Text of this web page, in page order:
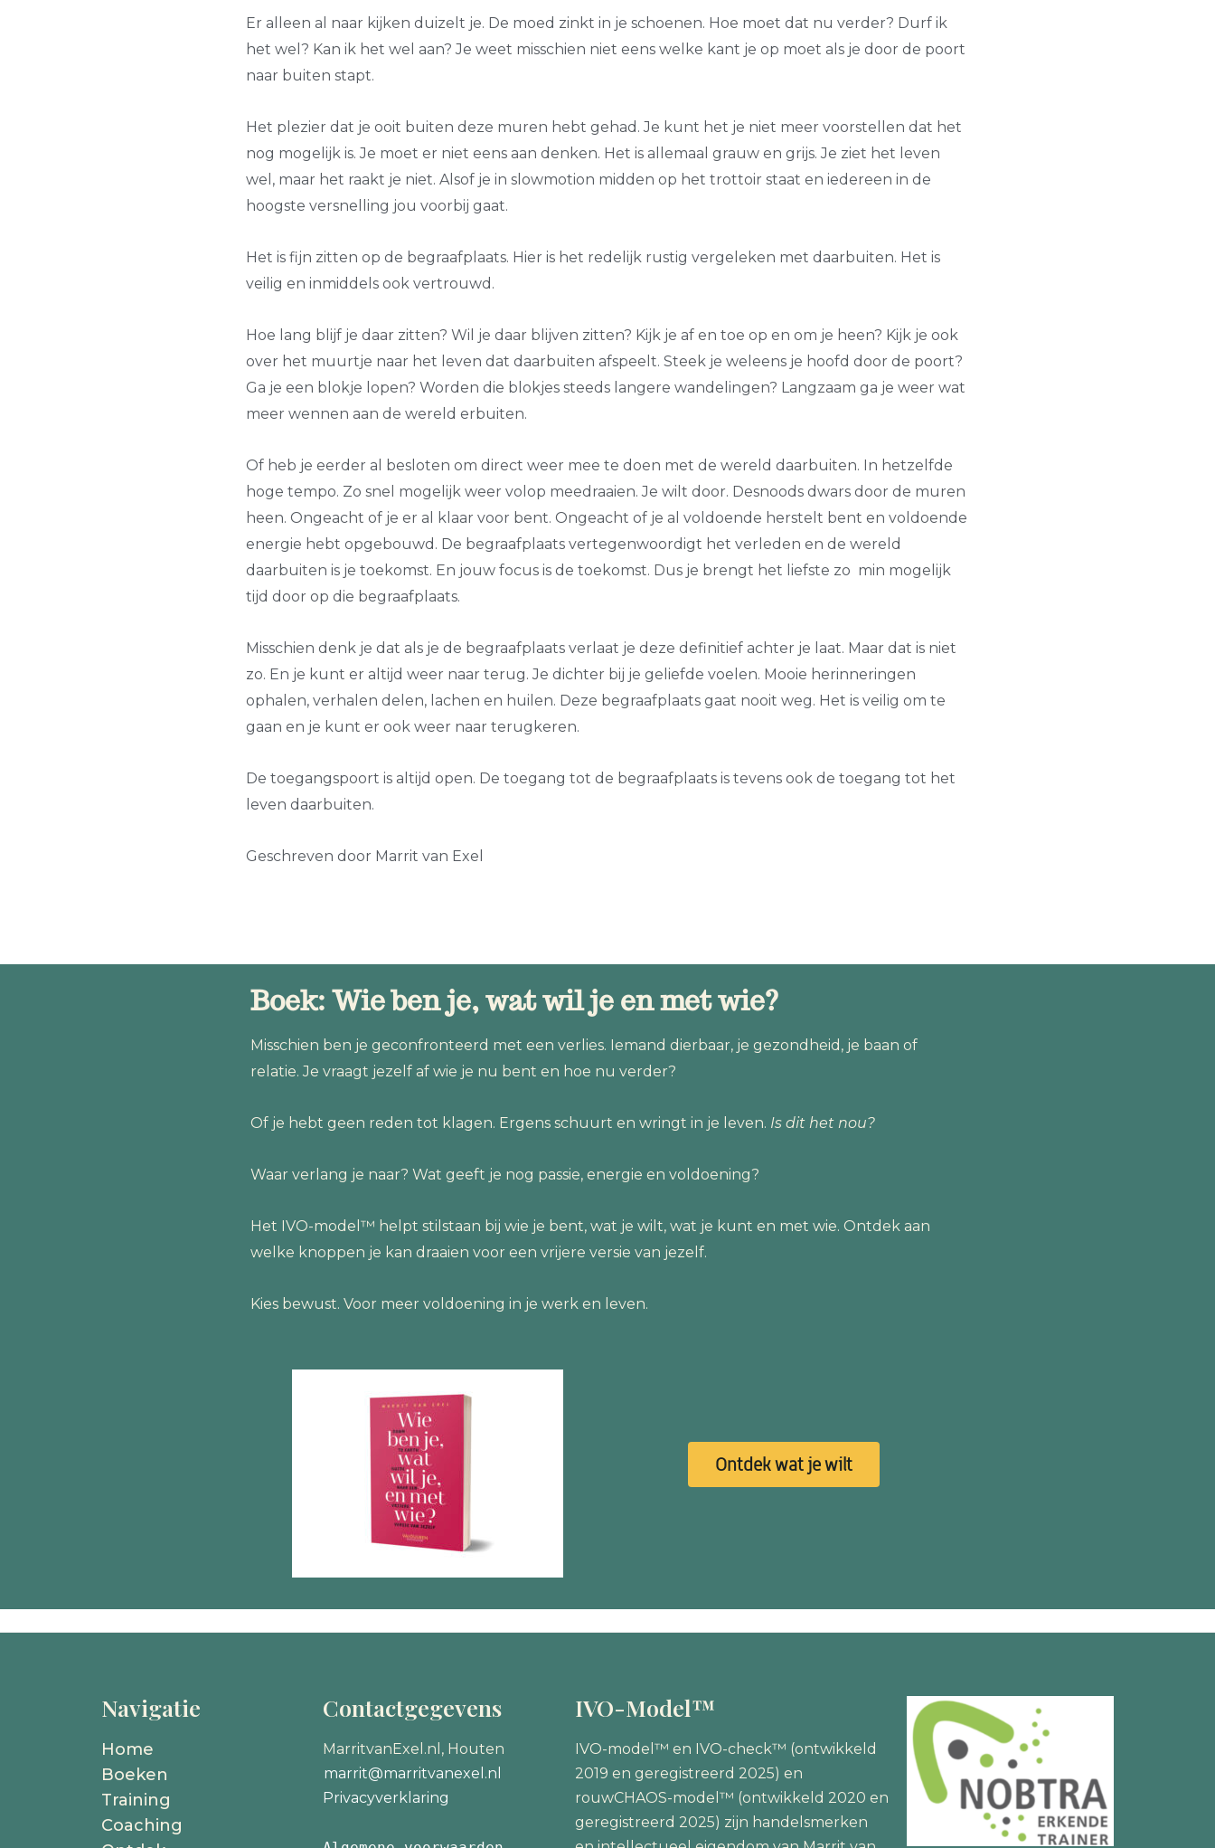
Er alleen al naar kijken duizelt je. De moed zinkt in je schoenen. Hoe moet dat nu verder? Durf ik
het wel? Kan ik het wel aan? Je weet misschien niet eens welke kant je op moet als je door de poort
naar buiten stapt.
Het plezier dat je ooit buiten deze muren hebt gehad. Je kunt het je niet meer voorstellen dat het
nog mogelijk is. Je moet er niet eens aan denken. Het is allemaal grauw en grijs. Je ziet het leven
wel, maar het raakt je niet. Alsof je in slowmotion midden op het trottoir staat en iedereen in de
hoogste versnelling jou voorbij gaat.
Het is fijn zitten op de begraafplaats. Hier is het redelijk rustig vergeleken met daarbuiten. Het is
veilig en inmiddels ook vertrouwd.
Hoe lang blijf je daar zitten? Wil je daar blijven zitten? Kijk je af en toe op en om je heen? Kijk je ook
over het muurtje naar het leven dat daarbuiten afspeelt. Steek je weleens je hoofd door de poort?
Ga je een blokje lopen? Worden die blokjes steeds langere wandelingen? Langzaam ga je weer wat
meer wennen aan de wereld erbuiten.
Of heb je eerder al besloten om direct weer mee te doen met de wereld daarbuiten. In hetzelfde
hoge tempo. Zo snel mogelijk weer volop meedraaien. Je wilt door. Desnoods dwars door de muren
heen. Ongeacht of je er al klaar voor bent. Ongeacht of je al voldoende herstelt bent en voldoende
energie hebt opgebouwd. De begraafplaats vertegenwoordigt het verleden en de wereld
daarbuiten is je toekomst. En jouw focus is de toekomst. Dus je brengt het liefste zo min mogelijk
tijd door op die begraafplaats.
Misschien denk je dat als je de begraafplaats verlaat je deze definitief achter je laat. Maar dat is niet
zo. En je kunt er altijd weer naar terug. Je dichter bij je geliefde voelen. Mooie herinneringen
ophalen, verhalen delen, lachen en huilen. Deze begraafplaats gaat nooit weg. Het is veilig om te
gaan en je kunt er ook weer naar terugkeren.
De toegangspoort is altijd open. De toegang tot de begraafplaats is tevens ook de toegang tot het
leven daarbuiten.
Geschreven door Marrit van Exel
Boek: Wie ben je, wat wil je en met wie?
Misschien ben je geconfronteerd met een verlies. Iemand dierbaar, je gezondheid, je baan of
relatie. Je vraagt jezelf af wie je nu bent en hoe nu verder?
Of je hebt geen reden tot klagen. Ergens schuurt en wringt in je leven. Is dit het nou?
Waar verlang je naar? Wat geeft je nog passie, energie en voldoening?
Het IVO-model™ helpt stilstaan bij wie je bent, wat je wilt, wat je kunt en met wie. Ontdek aan
welke knoppen je kan draaien voor een vrijere versie van jezelf.
Kies bewust. Voor meer voldoening in je werk en leven.
Ontdek wat je wilt
Navigatie
Home
Boeken
Training
Coaching
Contactgegevens
MarritvanExel.nl, Houten
marrit@marritvanexel.nl
Privacyverklaring
IVO-Model™
IVO-model™ en IVO-check™ (ontwikkeld
2019 en geregistreerd 2025) en
rouwCHAOS-model™ (ontwikkeld 2020 en
geregistreerd 2025) zijn handelsmerken